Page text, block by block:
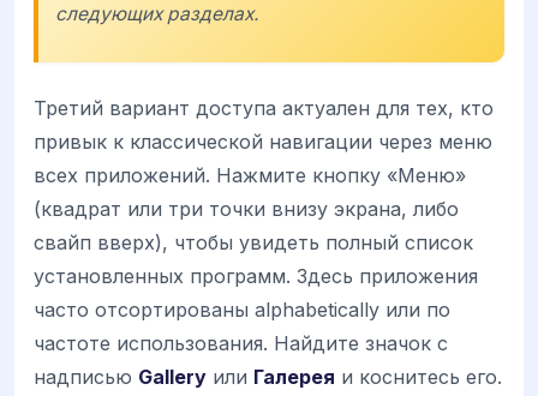
следующих разделах.
Третий вариант доступа актуален для тех, кто
привык к классической навигации через меню
всех приложений. Нажмите кнопку «Меню»
(квадрат или три точки внизу экрана, либо
свайп вверх), чтобы увидеть полный список
установленных программ. Здесь приложения
часто отсортированы alphabetically или по
частоте использования. Найдите значок с
надписью Gallery или Галерея и коснитесь его.